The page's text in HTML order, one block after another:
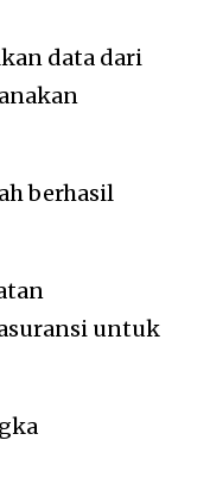
data dari
berhasil
untuk